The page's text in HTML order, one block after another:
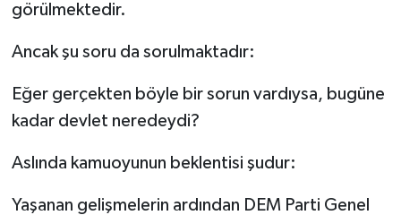
görülmektedir.
Ancak şu soru da sorulmaktadır:
Eğer gerçekten böyle bir sorun vardıysa, bugüne
kadar devlet neredeydi?
Aslında kamuoyunun beklentisi şudur:
Yaşanan gelişmelerin ardından DEM Parti Genel